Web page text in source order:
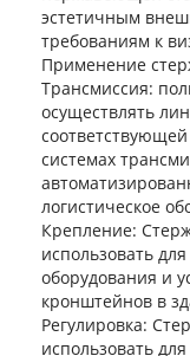
эстетичным
требованиям к
Применение
Трансмиссия:
осуществлять
системах
логистическое
Крепление:
использовать
оборудования и
кронштейнов в
Регулировка:
использовать